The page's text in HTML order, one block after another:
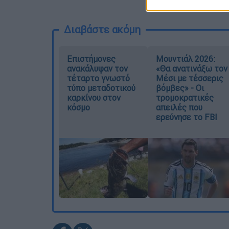
Διαβάστε ακόμη
Επιστήμονες
ανακάλυψαν τον
τέταρτο γνωστό
τύπο μεταδοτικού
καρκίνου στον
κόσμο
Μουντιάλ 2026:
«Θα ανατινάξω τον
Μέσι με τέσσερις
βόμβες» - Οι
τρομοκρατικές
απειλές που
ερεύνησε το FBI